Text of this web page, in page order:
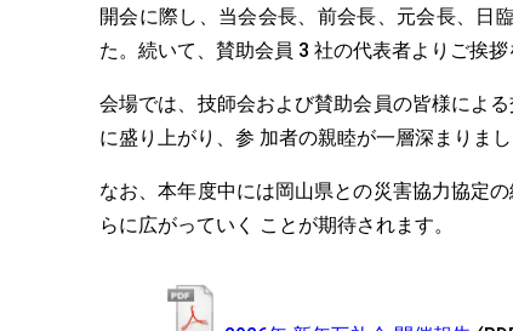
開会に際し、当会会長、前会長、元会長、日
た。続いて、賛助会員 3 社の代表者よりご挨
会場では、技師会および賛助会員の皆様によ
に盛り上がり、参 加者の親睦が一層深まりまし
なお、本年度中には岡山県との災害協力協定
らに広がっていく ことが期待されます。